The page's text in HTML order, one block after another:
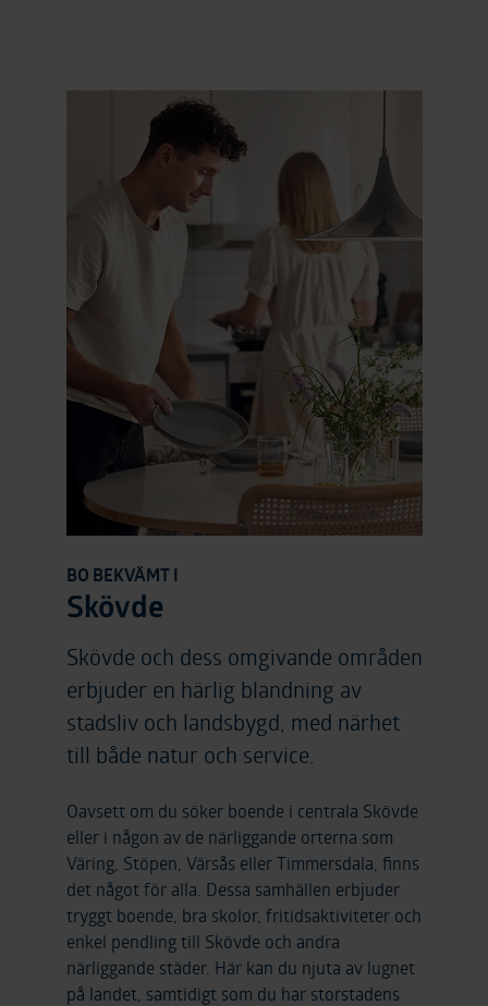
BO BEKVÄMT I
Skövde
Skövde och dess omgivande områden
erbjuder en härlig blandning av
stadsliv och landsbygd, med närhet
till både natur och service.
Oavsett om du söker boende i centrala Skövde
eller i någon av de närliggande orterna som
Väring, Stöpen, Värsås eller Timmersdala, finns
det något för alla. Dessa samhällen erbjuder
tryggt boende, bra skolor, fritidsaktiviteter och
enkel pendling till Skövde och andra
närliggande städer. Här kan du njuta av lugnet
på landet, samtidigt som du har storstadens